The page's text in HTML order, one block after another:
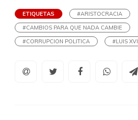
ETIQUETAS
#ARISTOCRACIA
#CAMBIOS PARA QUE NADA CAMBIE
#CORRUPCION POLITICA
#LUIS XVI